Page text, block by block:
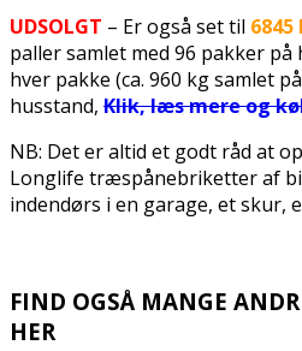
UDSOLGT – Er også set til 6845
paller samlet med 96 pakker på
hver pakke (ca. 960 kg samlet
husstand, Klik, læs mere og
NB: Det er altid et godt råd at
Longlife træspånebriketter af
indendørs i en garage, et skur,
FIND OGSÅ MANGE
HER